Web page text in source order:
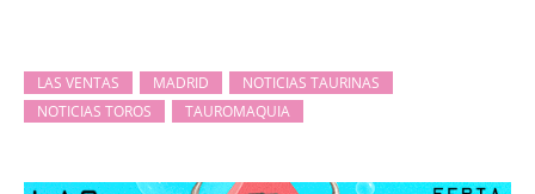
LAS VENTAS MADRID
NOTICIAS TAURINAS
NOTICIAS TOROS
TAUROMAQUIA